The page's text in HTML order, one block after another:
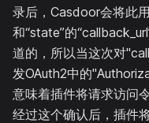
录后，Casdoor会将此
和“state”的
道的，所以当这次对
发OAuth2中的
意味着插件将请求访问
经过这个确认后，插件